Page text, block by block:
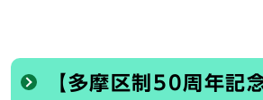
【多摩区制50周年記